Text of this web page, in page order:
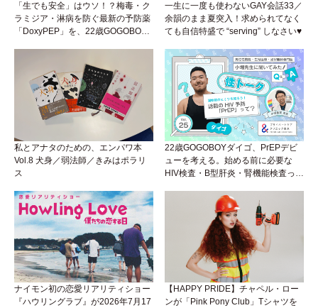
「生でも安全」はウソ！？梅毒・ク
ラミジア・淋病を防ぐ最新の予防薬
「DoxyPEP」を、22歳GOGOBOY
（Vol.26）
一生に一度も使わないGAY会話33／
余韻のまま夏突入！求められてなく
ても自信特盛で “serving” しなさい♥
私とアナタのための、エンパワ本
Vol.8 犬身／弱法師／きみはポラリ
ス
22歳GOGOBOYダイゴ、PrEPデビ
ューを考える。始める前に必要な
HIV検査・B型肝炎・腎機能検査っ
性トーク～聞きにくいことは小堀先
生に聞けばイイ！（Vol.25）
ナイモン初の恋愛リアリティショー
『ハウリングラブ』が2026年7月17
【HAPPY PRIDE】チャペル・ロー
ンが「Pink Pony Club」Tシャツを